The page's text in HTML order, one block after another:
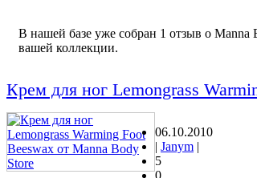
В нашей базе уже собран 1 отзыв о
вашей коллекции.
Крем для ног Lemongrass
06.10.2010
| Janym |
5
0